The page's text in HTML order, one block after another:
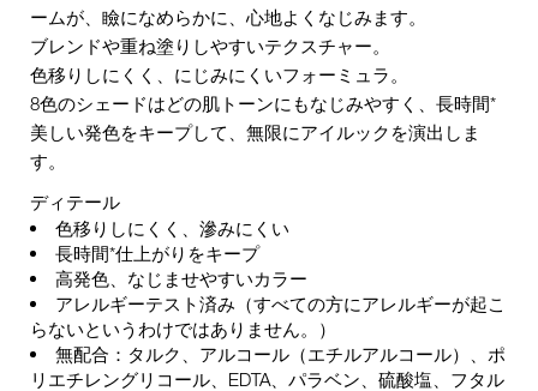
ームが、瞼になめらかに、心地よくなじみます。
ブレンドや重ね塗りしやすいテクスチャー。
色移りしにくく、にじみにくいフォーミュラ。
8色のシェードはどの肌トーンにもなじみやすく、長時間*
美しい発色をキープして、無限にアイルックを演出しま
す。
ディテール
色移りしにくく、滲みにくい
長時間*仕上がりをキープ
高発色、なじませやすいカラー
アレルギーテスト済み（すべての方にアレルギーが起こ
らないというわけではありません。）
無配合：タルク、アルコール（エチルアルコール）、ポ
リエチレングリコール、EDTA、パラベン、硫酸塩、フタル